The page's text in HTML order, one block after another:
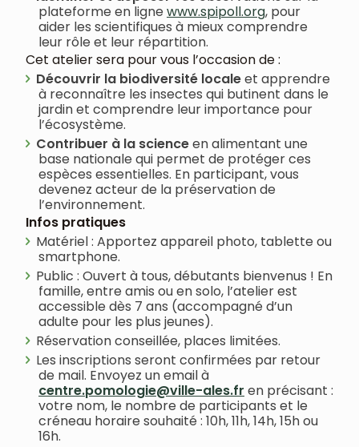
plateforme en lignewww.spipoll.org, pour
aider les scientifiques à mieux comprendre
leur rôle et leur répartition.
Cet atelier sera pour vous l’occasion de :
Découvrir la biodiversité localeet apprendre
à reconnaître les insectes qui butinent dans le
jardin et comprendre leur importance pour
l’écosystème.
Contribuer à la scienceen alimentant une
base nationale qui permet de protéger ces
espèces essentielles. En participant, vous
devenez acteur de la préservation de
l’environnement.
Infos pratiques
Matériel : Apportez appareil photo, tablette ou
smartphone.
Public : Ouvert à tous, débutants bienvenus ! En
famille, entre amis ou en solo, l’atelier est
accessible dès 7 ans (accompagné d’un
adulte pour les plus jeunes).
Réservation conseillée, places limitées.
Les inscriptions seront confirmées par retour
de mail. Envoyez un email à
centre.pomologie@ville-ales.fr en précisant :
votre nom, le nombre de participants et le
créneau horaire souhaité : 10h, 11h, 14h, 15h ou
16h.